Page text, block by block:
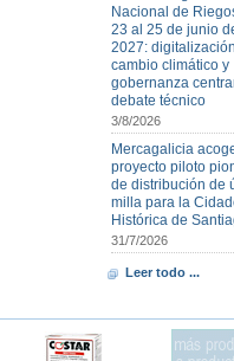
Nacional de
23 al 25 de junio
2027:
cambio climático y
gobernanza
debate técnico
3/8/2026
Mercagalicia
proyecto piloto
de distribución de
milla para la
Histórica de
31/7/2026
Leer todo ...